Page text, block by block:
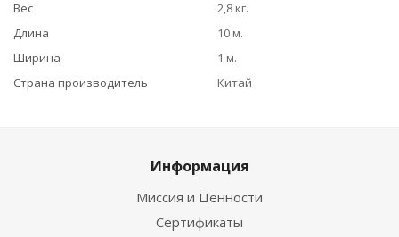
Вес
2,8 кг.
Длина
10 м.
Ширина
1 м.
Страна производитель
Китай
Информация
Миссия и Ценности
Сертификаты